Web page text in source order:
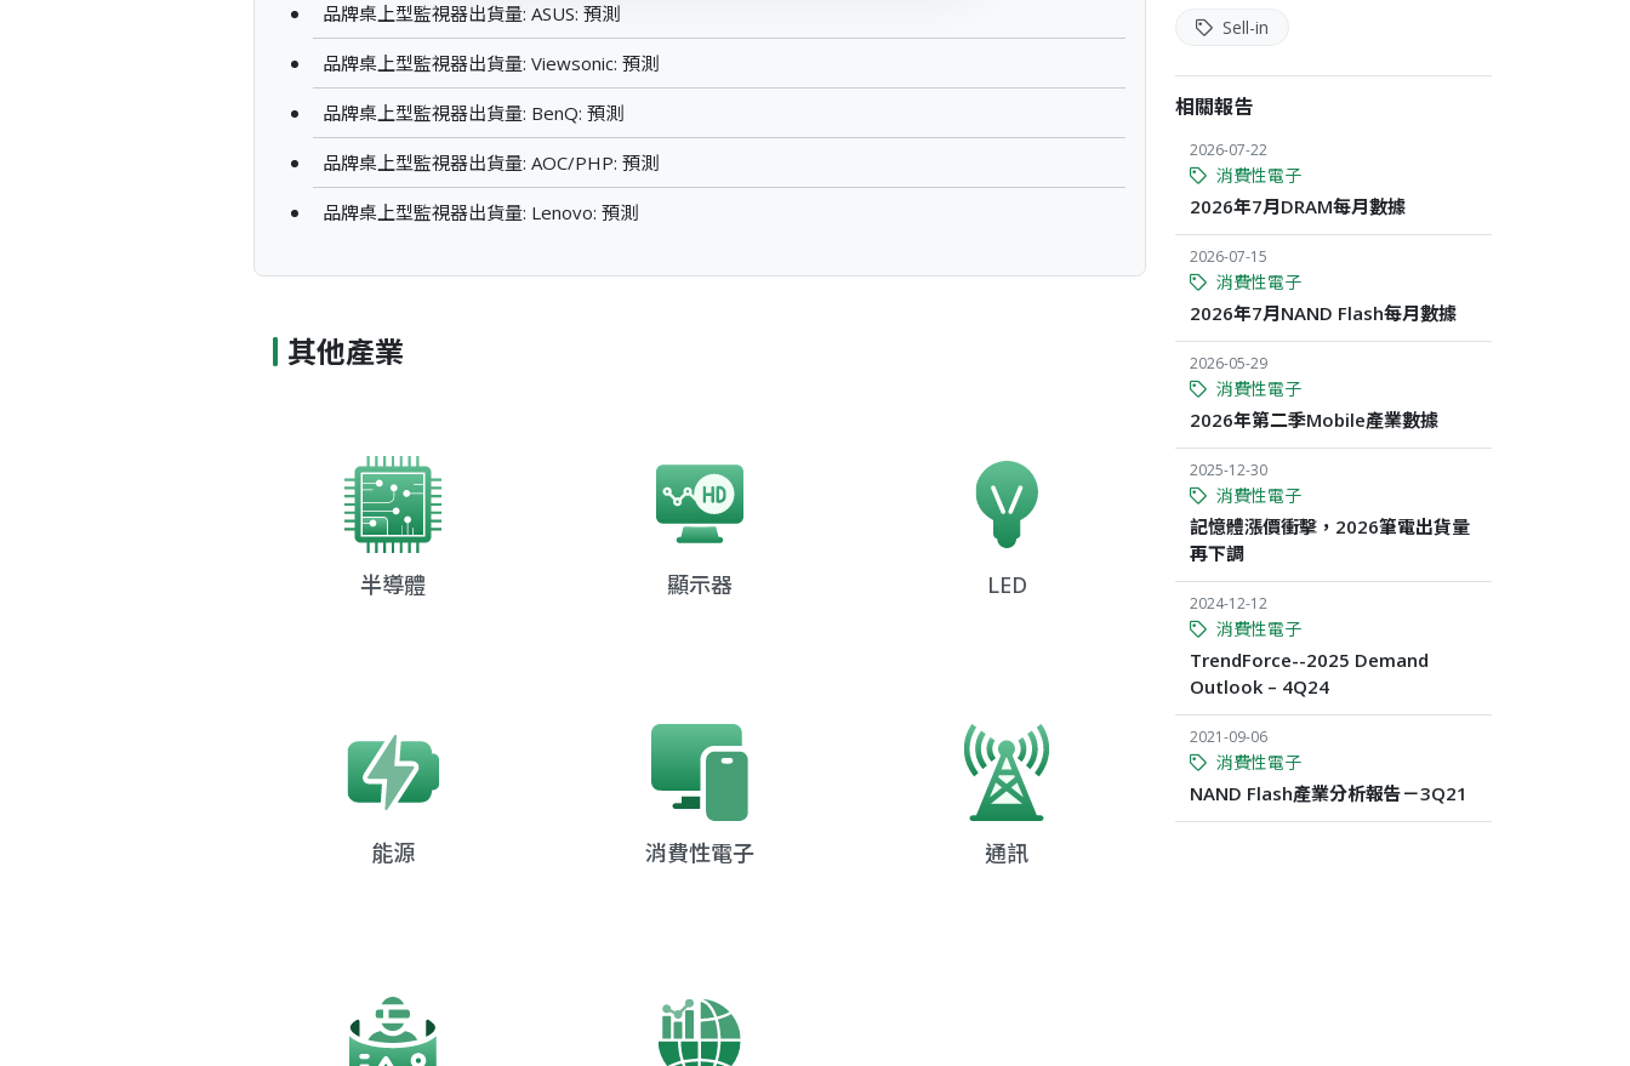
品牌桌上型監視器出貨量: ASUS: 預測
品牌桌上型監視器出貨量: Viewsonic: 預測
品牌桌上型監視器出貨量: BenQ: 預測
品牌桌上型監視器出貨量: AOC/PHP: 預測
品牌桌上型監視器出貨量: Lenovo: 預測
其他產業
半導體 顯示器 LED
能源 消費性電子 通訊
Sell-in
相關報告
2026-07-22
消費性電子
2026年7月DRAM每月數據
2026-07-15
消費性電子
2026年7月NAND Flash每月數據
2026-05-29
消費性電子
2026年第二季Mobile產業數據
2025-12-30
消費性電子
記憶體漲價衝擊，2026筆電出貨量
再下調
2024-12-12
消費性電子
TrendForce--2025 Demand
Outlook – 4Q24
2021-09-06
消費性電子
NAND Flash產業分析報告－3Q21